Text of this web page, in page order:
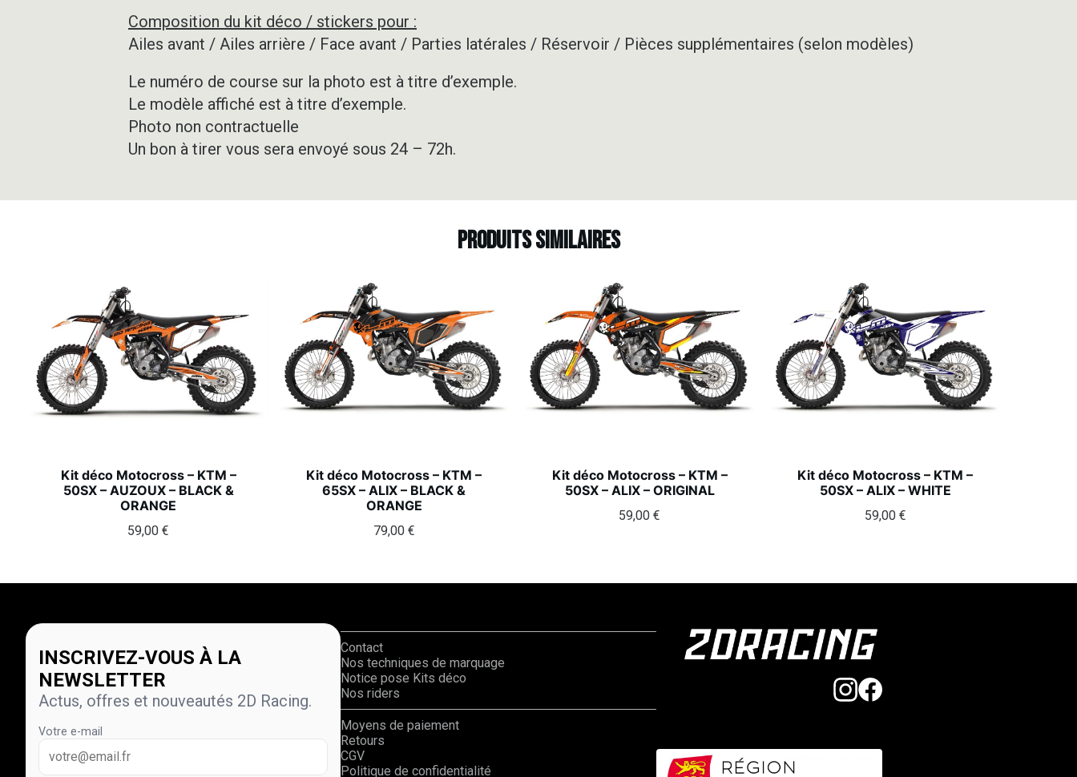
YELLOW
Composition du kit déco / stickers pour :
Ailes avant / Ailes arrière / Face avant / Parties latérales / Réservoir / Pièces supplémentaires (selon modèles)
Le numéro de course sur la photo est à titre d’exemple.
Le modèle affiché est à titre d’exemple.
Photo non contractuelle
Un bon à tirer vous sera envoyé sous 24 – 72h.
Produits similaires
Kit déco Motocross – KTM –
50SX – AUZOUX – BLACK &
ORANGE
59,00€
Kit déco Motocross – KTM –
65SX – ALIX – BLACK &
ORANGE
79,00 €
Kit déco Motocross – KTM –
50SX – ALIX – ORIGINAL
59,00€
Kit déco Motocross – KTM –
50SX – ALIX – WHITE
59,00 €
INSCRIVEZ-VOUS À LA
NEWSLETTER
Actus, offres et nouveautés 2D Racing.
Votre e-mail
Contact
Nos techniques de marquage
Notice pose Kits déco
Nos riders
Moyens de paiement
Retours
CGV
Politique de confidentialité